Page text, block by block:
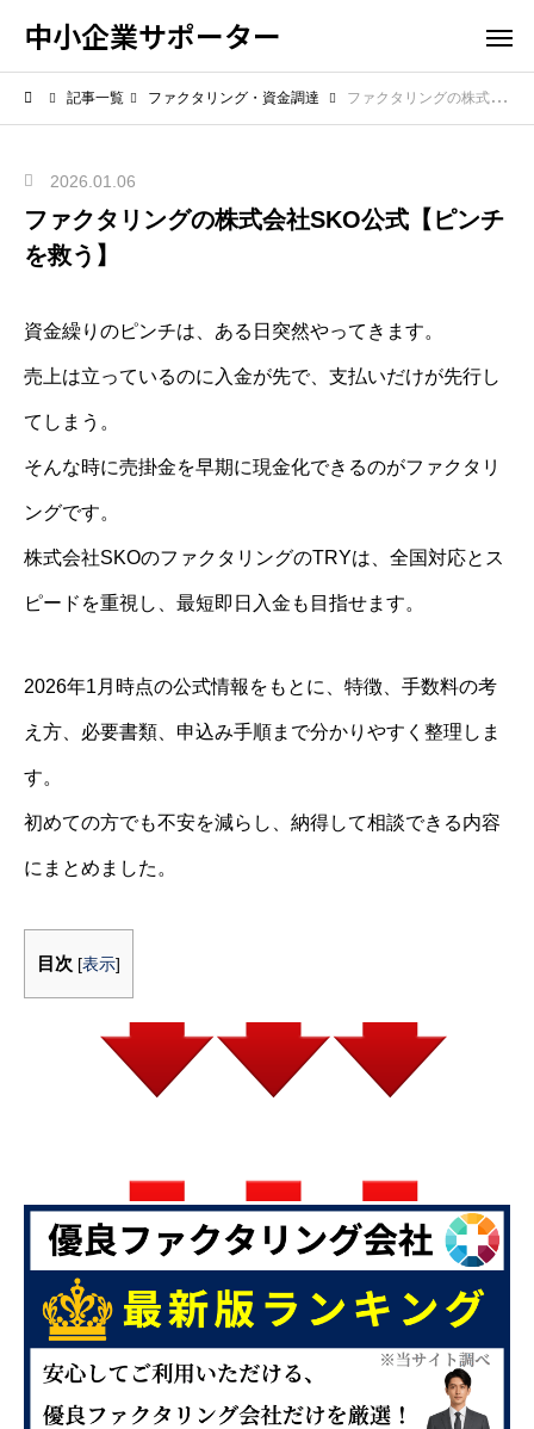
中小企業サポーター
記事一覧 ファクタリング・資金調達 ファクタリングの株式会社SKO公式【ピンチを救う】
2026.01.06
ファクタリングの株式会社SKO公式【ピンチ
を救う】
資金繰りのピンチは、ある日突然やってきます。
売上は立っているのに入金が先で、支払いだけが先行し
てしまう。
そんな時に売掛金を早期に現金化できるのがファクタリ
ングです。
株式会社SKOのファクタリングのTRYは、全国対応とス
ピードを重視し、最短即日入金も目指せます。
2026年1月時点の公式情報をもとに、特徴、手数料の考
え方、必要書類、申込み手順まで分かりやすく整理しま
す。
初めての方でも不安を減らし、納得して相談できる内容
にまとめました。
目次 [表示]